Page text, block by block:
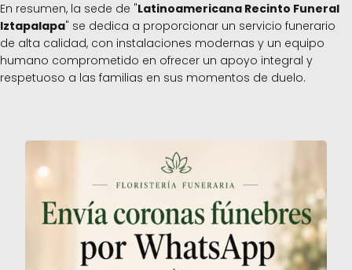
En resumen, la sede de "Latinoamericana Recinto Funeral
Iztapalapa" se dedica a proporcionar un servicio funerario
de alta calidad, con instalaciones modernas y un equipo
humano comprometido en ofrecer un apoyo integral y
respetuoso a las familias en sus momentos de duelo.